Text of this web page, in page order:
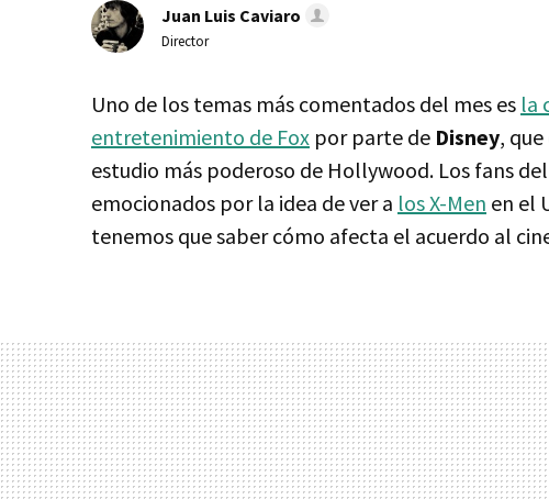
Juan Luis Caviaro
Director
Uno de los temas más comentados del mes es la
entretenimiento de Fox por parte de Disney,
estudio más poderoso de Hollywood. Los fans
emocionados por la idea de ver a los X-Men en el
tenemos que saber cómo afecta el acuerdo al